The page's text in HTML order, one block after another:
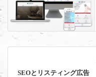
SEOとリスティング広告